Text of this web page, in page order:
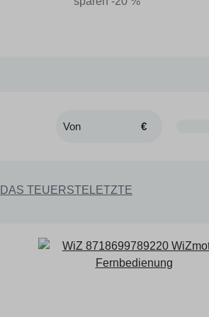
€
DAS TEUERSTE LETZTE